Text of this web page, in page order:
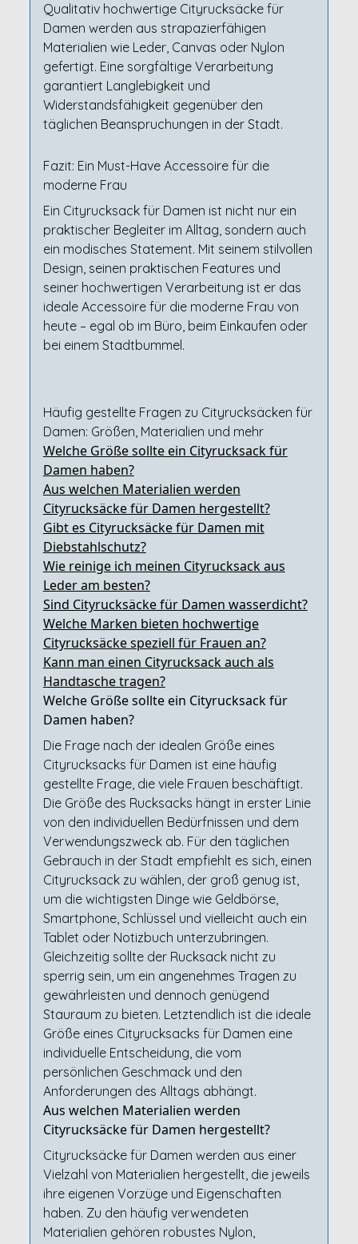
Qualitativ hochwertige Cityrucksäcke für
Damen werden aus strapazierfähigen
Materialien wie Leder, Canvas oder Nylon
gefertigt. Eine sorgfältige Verarbeitung
garantiert Langlebigkeit und
Widerstandsfähigkeit gegenüber den
täglichen Beanspruchungen in der Stadt.
Fazit: Ein Must-Have Accessoire für die
moderne Frau
Ein Cityrucksack für Damen ist nicht nur ein
praktischer Begleiter im Alltag, sondern auch
ein modisches Statement. Mit seinem stilvollen
Design, seinen praktischen Features und
seiner hochwertigen Verarbeitung ist er das
ideale Accessoire für die moderne Frau von
heute – egal ob im Büro, beim Einkaufen oder
bei einem Stadtbummel.
Häufig gestellte Fragen zu Cityrucksäcken für
Damen: Größen, Materialien und mehr
Welche Größe sollte ein Cityrucksack für
Damen haben?
Aus welchen Materialien werden
Cityrucksäcke für Damen hergestellt?
Gibt es Cityrucksäcke für Damen mit
Diebstahlschutz?
Wie reinige ich meinen Cityrucksack aus
Leder am besten?
Sind Cityrucksäcke für Damen wasserdicht?
Welche Marken bieten hochwertige
Cityrucksäcke speziell für Frauen an?
Kann man einen Cityrucksack auch als
Handtasche tragen?
Welche Größe sollte ein Cityrucksack für
Damen haben?
Die Frage nach der idealen Größe eines
Cityrucksacks für Damen ist eine häufig
gestellte Frage, die viele Frauen beschäftigt.
Die Größe des Rucksacks hängt in erster Linie
von den individuellen Bedürfnissen und dem
Verwendungszweck ab. Für den täglichen
Gebrauch in der Stadt empfiehlt es sich, einen
Cityrucksack zu wählen, der groß genug ist,
um die wichtigsten Dinge wie Geldbörse,
Smartphone, Schlüssel und vielleicht auch ein
Tablet oder Notizbuch unterzubringen.
Gleichzeitig sollte der Rucksack nicht zu
sperrig sein, um ein angenehmes Tragen zu
gewährleisten und dennoch genügend
Stauraum zu bieten. Letztendlich ist die ideale
Größe eines Cityrucksacks für Damen eine
individuelle Entscheidung, die vom
persönlichen Geschmack und den
Anforderungen des Alltags abhängt.
Aus welchen Materialien werden
Cityrucksäcke für Damen hergestellt?
Cityrucksäcke für Damen werden aus einer
Vielzahl von Materialien hergestellt, die jeweils
ihre eigenen Vorzüge und Eigenschaften
haben. Zu den häufig verwendeten
Materialien gehören robustes Nylon,